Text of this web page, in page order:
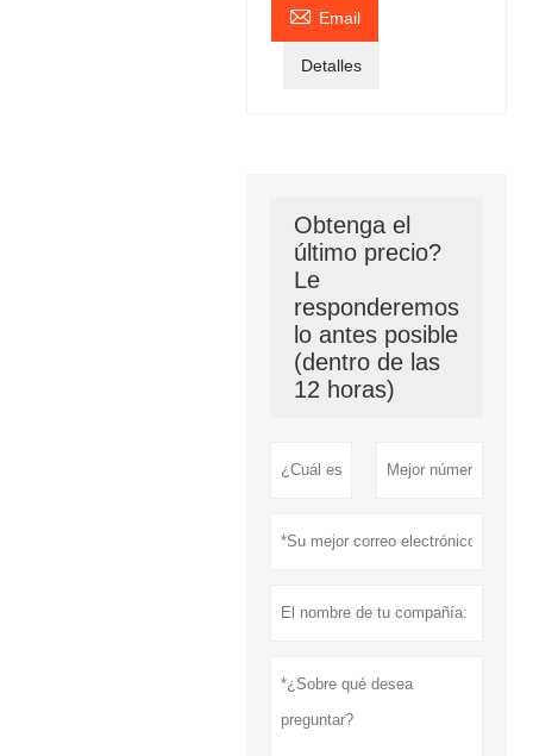
 Email
Detalles
Obtenga el
último precio?
Le
responderemos
lo antes posible
(dentro de las
12 horas)